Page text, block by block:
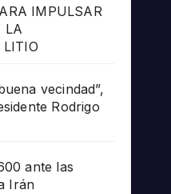
IMPULSAR
LA
LITIO
vecindad”,
Rodrigo
ante las
Irán